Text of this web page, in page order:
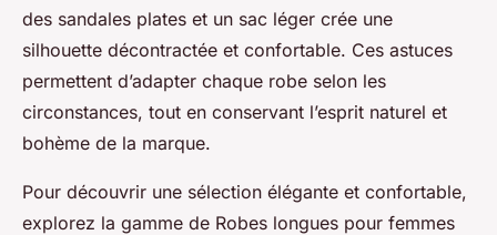
des sandales plates et un sac léger crée une
silhouette décontractée et confortable. Ces astuces
permettent d’adapter chaque robe selon les
circonstances, tout en conservant l’esprit naturel et
bohème de la marque.
Pour découvrir une sélection élégante et confortable,
explorez la gamme de Robes longues pour femmes